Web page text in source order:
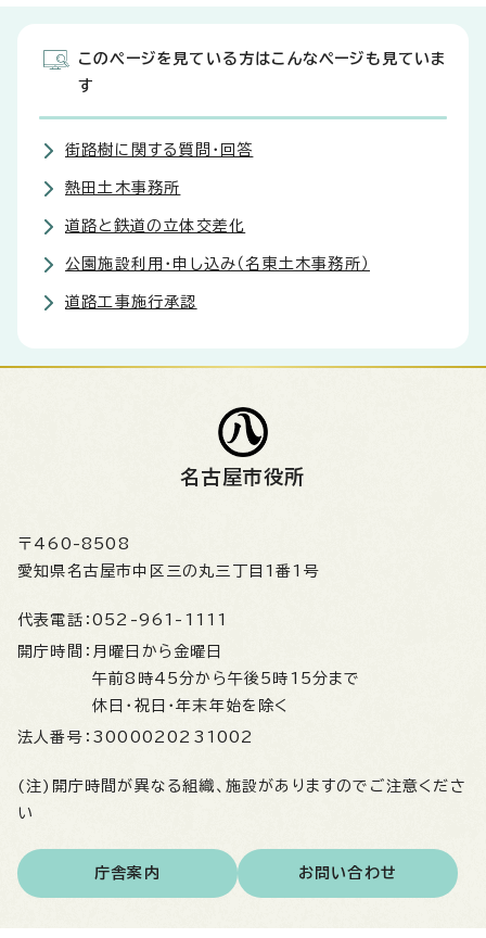
このページを見ている方はこんなページも見ていま
す
街路樹に関する質問・回答
熱田土木事務所
道路と鉄道の立体交差化
公園施設利用・申し込み（名東土木事務所）
道路工事施行承認
名古屋市役所
〒460-8508
愛知県名古屋市中区三の丸三丁目1番1号
代表電話： 052-961-1111
開庁時間： 月曜日から金曜日
午前8時45分から午後5時15分まで
休日・祝日・年末年始を除く
法人番号： 3000020231002
(注)開庁時間が異なる組織、施設がありますのでご注意くださ
い
庁舎案内 お問い合わせ